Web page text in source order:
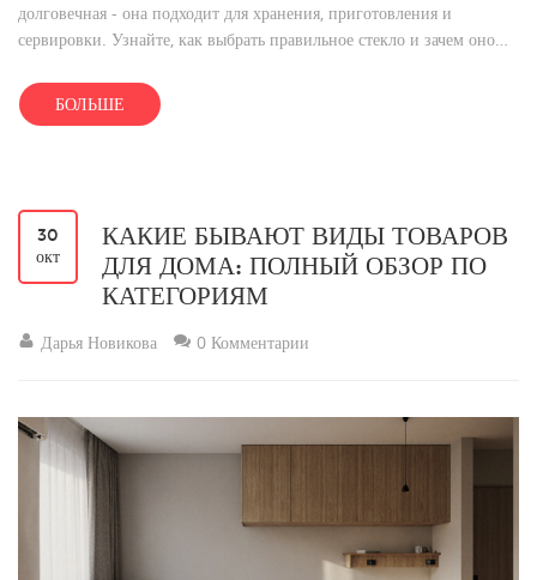
долговечная - она подходит для хранения, приготовления и
сервировки. Узнайте, как выбрать правильное стекло и зачем оно
БОЛЬШЕ
30
окт
КАКИЕ БЫВАЮТ ВИДЫ ТОВАРОВ
ДЛЯ ДОМА: ПОЛНЫЙ ОБЗОР ПО
КАТЕГОРИЯМ
Дарья Новикова 0 Комментарии